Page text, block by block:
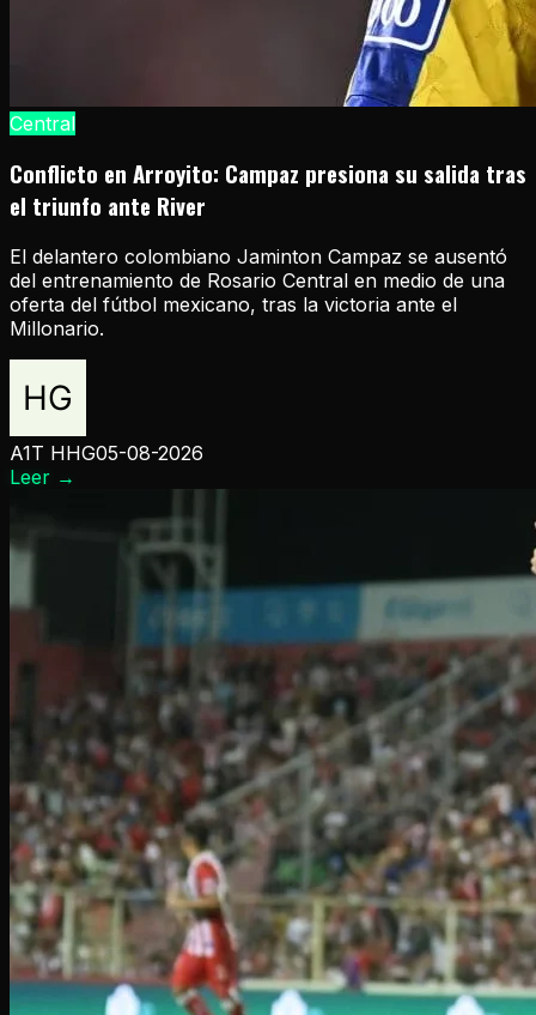
Central
Conflicto en Arroyito: Campaz presiona su salida tras
el triunfo ante River
El delantero colombiano Jaminton Campaz se ausentó
del entrenamiento de Rosario Central en medio de una
oferta del fútbol mexicano, tras la victoria ante el
Millonario.
A1T HHG05-08-2026
Leer →